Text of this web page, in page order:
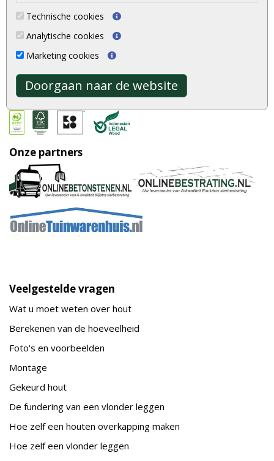
Technische cookies
Analytische cookies
Marketing cookies
Doorgaan naar de website
Betaalmethoden
Keurmerken
Onze partners
Veelgestelde vragen
Wat u moet weten over hout
Berekenen van de hoeveelheid
Foto's en voorbeelden
Montage
Gekeurd hout
De fundering van een vlonder leggen
Hoe zelf een houten overkapping maken
Hoe zelf een vlonder leggen